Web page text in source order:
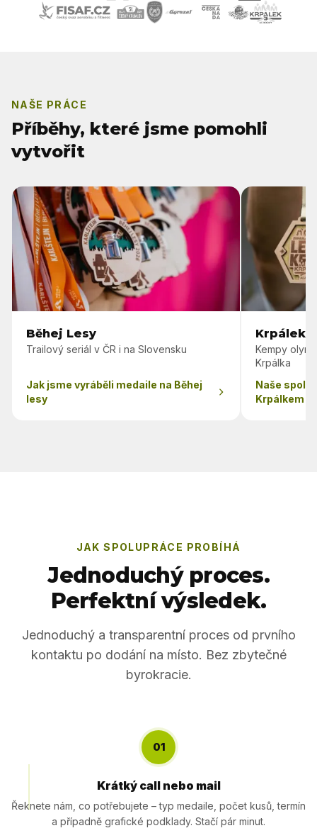
NAŠE PRÁCE
Příběhy, které jsme pomohli
vytvořit
Běhej Lesy
Trailový seriál v ČR i na Slovensku
Jak jsme vyráběli medaile na Běhej
lesy
Krpálek
Kempy
Krpálka
Naše
Krpálkem
JAK SPOLUPRÁCE PROBÍHÁ
Jednoduchý proces.
Perfektní výsledek.
Jednoduchý a transparentní proces od prvního
kontaktu po dodání na místo. Bez zbytečné
byrokracie.
01
Krátký call nebo mail
Řeknete nám, co potřebujete – typ medaile, počet kusů, termín
a případně grafické podklady. Stačí pár minut.